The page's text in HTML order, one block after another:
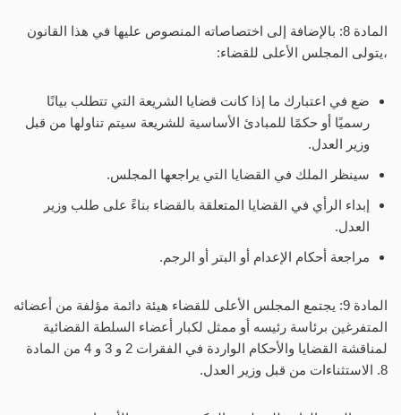
المادة 8: بالإضافة إلى اختصاصاته المنصوص عليها في هذا القانون
،يتولى المجلس الأعلى للقضاء:
ضع في اعتبارك ما إذا كانت قضايا الشريعة التي تتطلب بيانًا
رسميًا أو حكمًا للمبادئ الأساسية للشريعة سيتم تناولها من قبل
وزير العدل.
سينظر الملك في القضايا التي يراجعها المجلس.
إبداء الرأي في القضايا المتعلقة بالقضاء بناءً على طلب وزير
العدل.
مراجعة أحكام الإعدام أو البتر أو الرجم.
المادة 9: يجتمع المجلس الأعلى للقضاء هيئة دائمة مؤلفة من أعضائه
المتفرغين برئاسة رئيسه أو ممثل لكبار أعضاء السلطة القضائية
لمناقشة القضايا والأحكام الواردة في الفقرات 2 و 3 و 4 من المادة
8. الاستثناءات من قبل وزير العدل.